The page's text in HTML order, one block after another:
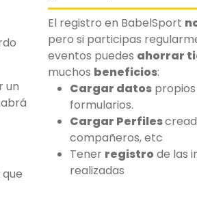
un
El registro en BabelSport
pero si participas
eventos puedes ahorrar
muchos beneficios:
Cargar datos
formularios.
Cargar Perfiles
compañeros, etc
Tener registro de las
realizadas